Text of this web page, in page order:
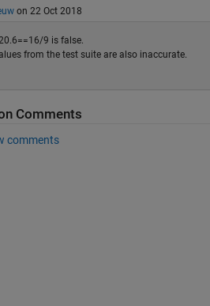
on 22 Oct 2018
9 is false.
from the test suite are also inaccurate.
Comments
comments